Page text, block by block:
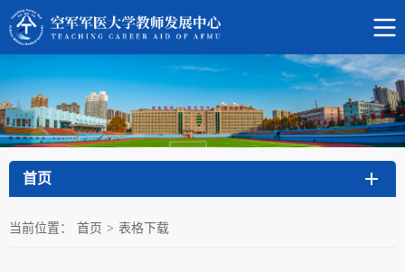
首页
当前位置： 首页 > 表格下载